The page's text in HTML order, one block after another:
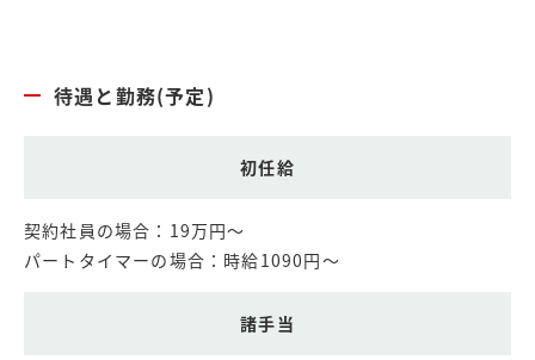
待遇と勤務(予定)
初任給
契約社員の場合：19万円～
パートタイマーの場合：時給1090円～
諸手当